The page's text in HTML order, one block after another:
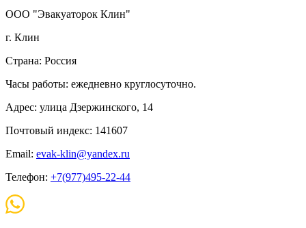
ООО "Эвакуаторок Клин"
г. Клин
Страна: Россия
Часы работы: ежедневно круглосуточно.
Адрес: улица Дзержинского, 14
Почтовый индекс: 141607
Email: evak-klin@yandex.ru
Телефон: +7(977)495-22-44